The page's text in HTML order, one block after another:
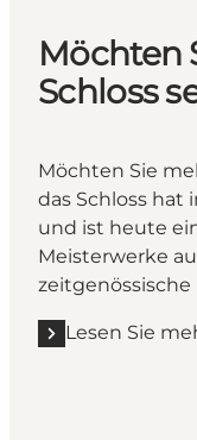
Möchten
Schloss
Möchten Sie
das Schloss hat
und ist heute
Meisterwerke
Lesen Sie